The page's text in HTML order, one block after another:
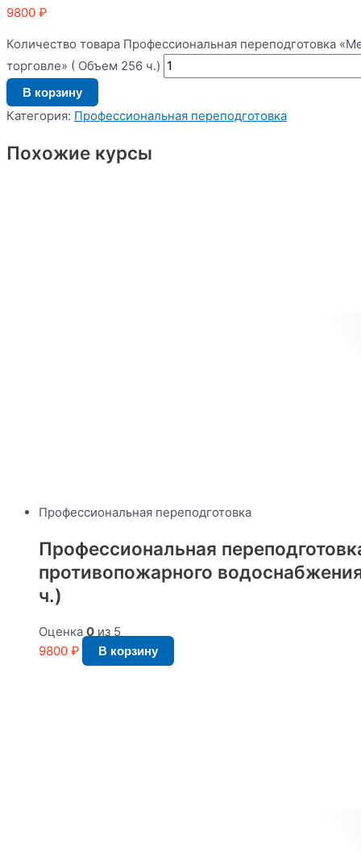
9800 ₽
Количество товара Профессиональная переподготовка
торговле» ( Объем 256 ч.)
В корзину
Категория: Профессиональная переподготовка
Похожие курсы
Профессиональная переподготовка
Профессиональная
противопожарного
ч.)
Оценка 0 из 5
9800 ₽ В корзину